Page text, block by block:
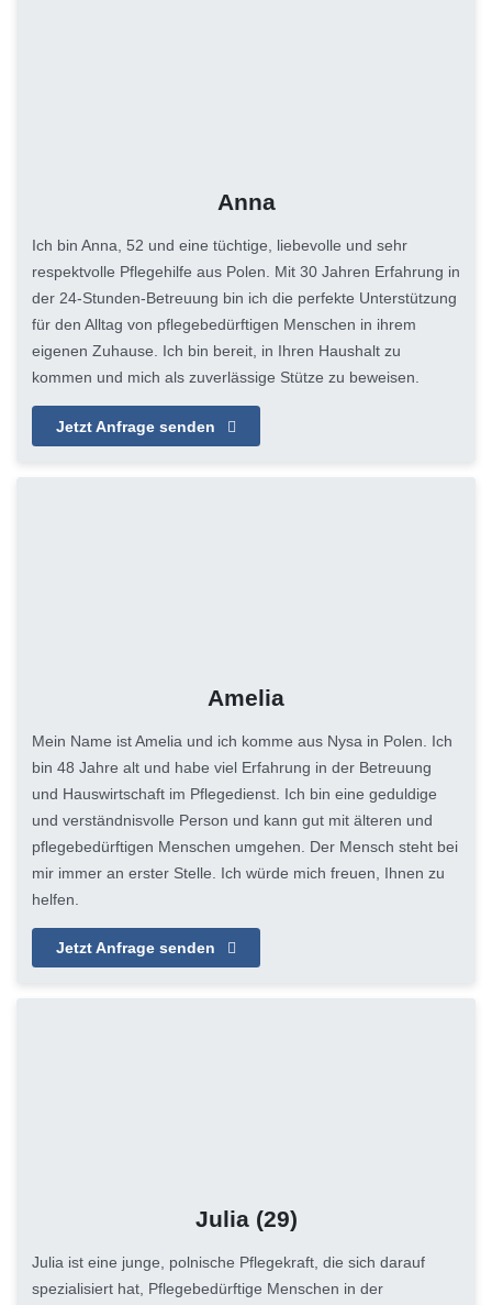
Anna
Ich bin Anna, 52 und eine tüchtige, liebevolle und sehr
respektvolle Pflegehilfe aus Polen. Mit 30 Jahren Erfahrung in
der 24-Stunden-Betreuung bin ich die perfekte Unterstützung
für den Alltag von pflegebedürftigen Menschen in ihrem
eigenen Zuhause. Ich bin bereit, in Ihren Haushalt zu
kommen und mich als zuverlässige Stütze zu beweisen.
Jetzt Anfrage senden
Amelia
Mein Name ist Amelia und ich komme aus Nysa in Polen. Ich
bin 48 Jahre alt und habe viel Erfahrung in der Betreuung
und Hauswirtschaft im Pflegedienst. Ich bin eine geduldige
und verständnisvolle Person und kann gut mit älteren und
pflegebedürftigen Menschen umgehen. Der Mensch steht bei
mir immer an erster Stelle. Ich würde mich freuen, Ihnen zu
helfen.
Jetzt Anfrage senden
Julia (29)
Julia ist eine junge, polnische Pflegekraft, die sich darauf
spezialisiert hat, Pflegebedürftige Menschen in der